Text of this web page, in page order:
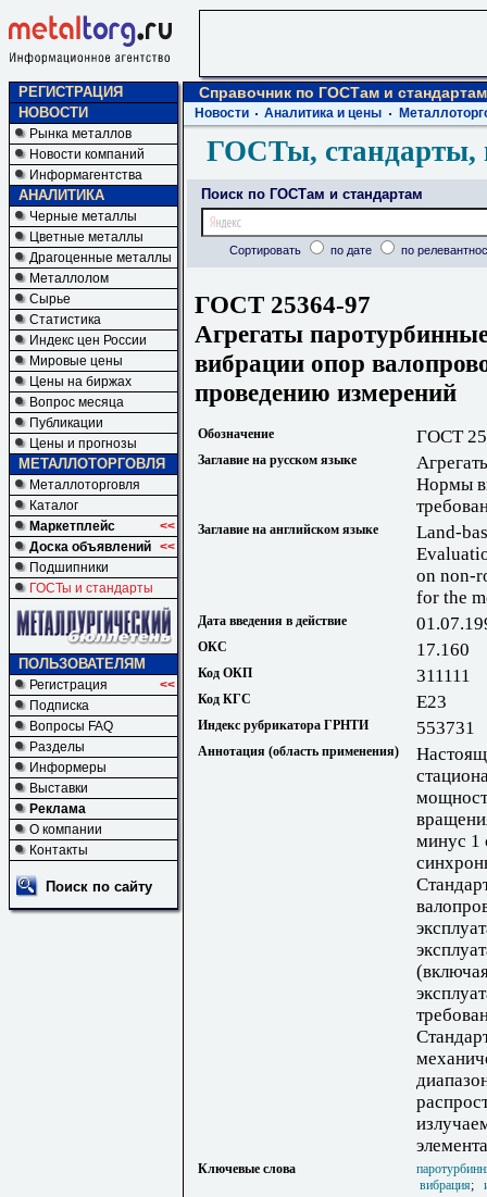
РЕГИСТРАЦИЯ
НОВОСТИ
Рынка металлов
Новости компаний
Информагентства
АНАЛИТИКА
Черные металлы
Цветные металлы
Драгоценные металлы
Металлолом
Сырье
Статистика
Индекс цен России
Мировые цены
Цены на биржах
Вопрос месяца
Публикации
Цены и прогнозы
МЕТАЛЛОТОРГОВЛЯ
Металлоторговля
Каталог
Маркетплейс
<<
Доска объявлений <<
Подшипники
ГОСТы и стандарты
ПОЛЬЗОВАТЕЛЯМ
Регистрация
<<
Подписка
Вопросы FAQ
Разделы
Информеры
Выставки
Реклама
О компании
Контакты
Поиск по сайту
Справочник по ГОСТам и стандартам
Новости Аналитика и цены
ГОСТы, стандарты,
Поиск по ГОСТам и стандартам
Сортировать по дате по
ГОСТ 25364-97
Агрегаты
вибрации опор
проведению измерений
Обозначение ГОСТ
Заглавие на русском языке
Нормы
Заглавие на английском языке
Land-
on non-
for the
Дата введения в действие
ОКС 17.160
Код ОКП 311111
Код КГС Е23
Индекс рубрикатора ГРНТИ 553731
Аннотация (область применения)
минус 1
Ключевые слова
вибрация;